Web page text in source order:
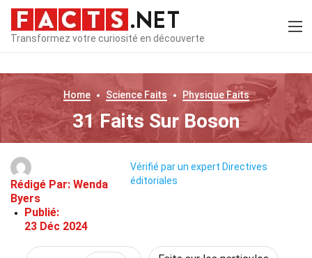
Transformez votre curiosité en découverte
Home ScienceFaits PhysiqueFaits
31 Faits Sur Boson
Rédigé Par: Wenda
Byers
Publié:
23 Déc 2024
Vérifié par un expert Directives
éditoriales